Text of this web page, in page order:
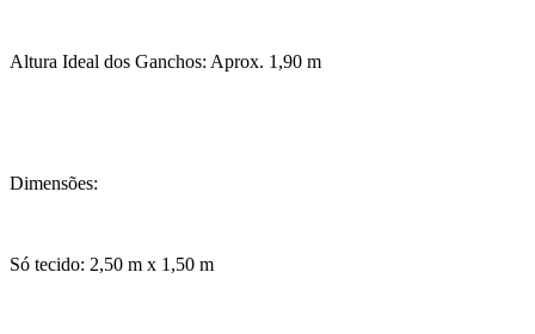
Altura Ideal dos Ganchos: Aprox. 1,90 m
Dimensões:
Só tecido: 2,50 m x 1,50 m